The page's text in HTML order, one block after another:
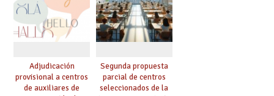
Adjudicación
provisional a centros
de auxiliares de
Segunda propuesta
parcial de centros
seleccionados de la